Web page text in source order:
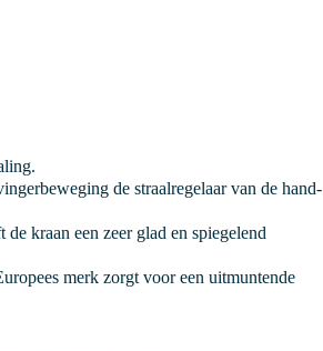
de straalregelaar van de hand-
kraan een zeer glad en spiegelend
merk zorgt voor een uitmuntende